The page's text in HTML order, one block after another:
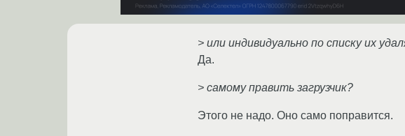
> или индивидуально по списку их
Да.
> самому править загрузчик?
Этого не надо. Оно само поправится.